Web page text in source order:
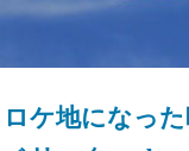
ケ地になっ